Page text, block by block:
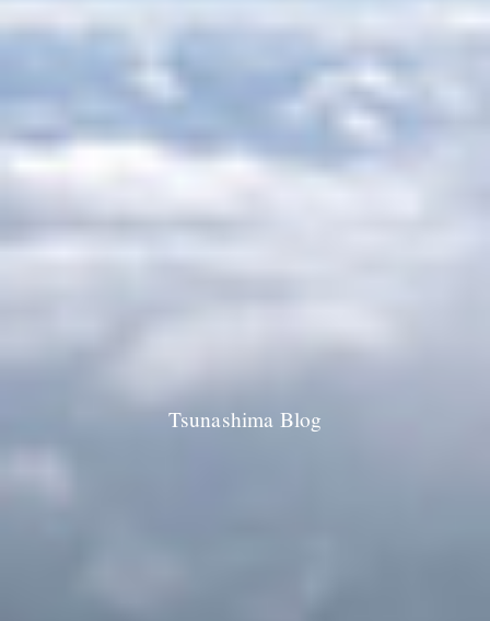
Tsunashima Blog